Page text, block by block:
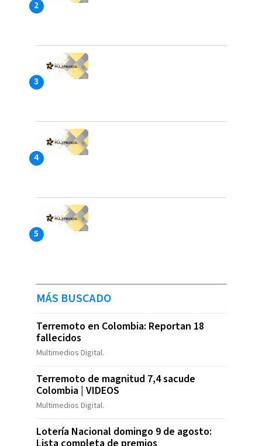
MÁS BUSCADO
Terremoto en Colombia: Reportan 18
fallecidos
Multimedios Digital.
Terremoto de magnitud 7,4 sacude
Colombia | VIDEOS
Multimedios Digital.
Lotería Nacional domingo 9 de agosto: